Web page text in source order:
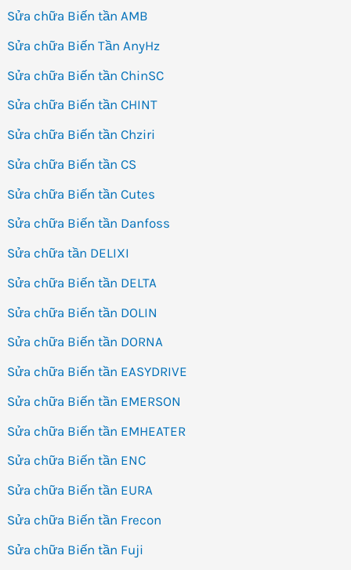
Sửa chữa Biến tần AMB
Sửa chữa Biến Tần AnyHz
Sửa chữa Biến tần ChinSC
Sửa chữa Biến tần CHINT
Sửa chữa Biến tần Chziri
Sửa chữa Biến tần CS
Sửa chữa Biến tần Cutes
Sửa chữa Biến tần Danfoss
Sửa chữa tần DELIXI
Sửa chữa Biến tần DELTA
Sửa chữa Biến tần DOLIN
Sửa chữa Biến tần DORNA
Sửa chữa Biến tần EASYDRIVE
Sửa chữa Biến tần EMERSON
Sửa chữa Biến tần EMHEATER
Sửa chữa Biến tần ENC
Sửa chữa Biến tần EURA
Sửa chữa Biến tần Frecon
Sửa chữa Biến tần Fuji